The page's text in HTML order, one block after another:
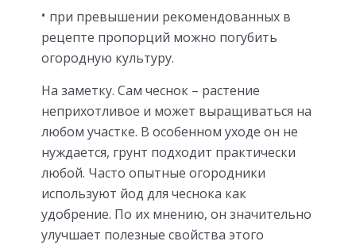
при превышении рекомендованных в
рецепте пропорций можно погубить
огородную культуру.
На заметку. Сам чеснок – растение
неприхотливое и может выращиваться на
любом участке. В особенном уходе он не
нуждается, грунт подходит практически
любой. Часто опытные огородники
используют йод для чеснока как
удобрение. По их мнению, он значительно
улучшает полезные свойства этого